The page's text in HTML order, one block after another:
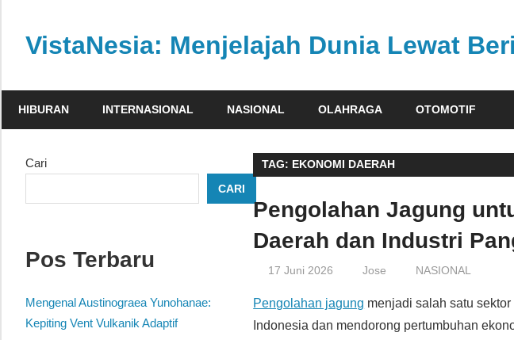
contentVistaNesia: Menjelajah Dunia Lewat
dan
dalam
platform
HIBURAN INTERNASIONAL NASIONAL OLAHRAGA OTOMOTIF
TAG: EKONOMI DAERAH
Pengolahan Jagung
Daerah dan Industri
17 Juni 2026 Jose NASIONAL
Pengolahan jagung menjadi salah satu
Indonesia dan mendorong pertumbuhan
Cari
CARI
Pos Terbaru
Mengenal Austinograea Yunohanae:
Kepiting Vent Vulkanik Adaptif